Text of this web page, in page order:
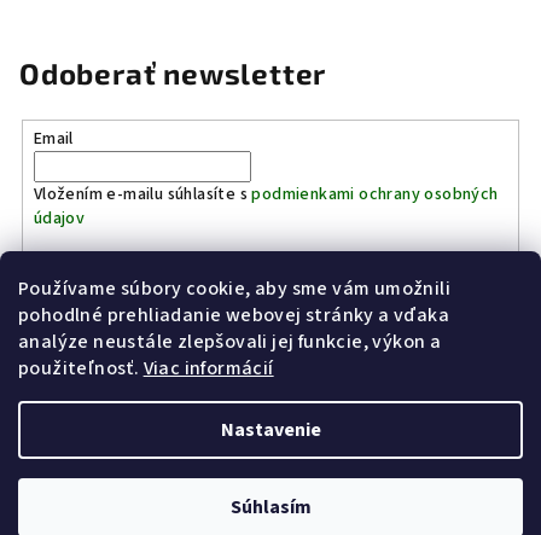
Používame súbory cookie, aby sme vám umožnili
pohodlné prehliadanie webovej stránky a vďaka
analýze neustále zlepšovali jej funkcie, výkon a
použiteľnosť. Viac informácií
Nastavenie
Súhlasím
Odoberať newsletter
Email
Vložením e-mailu súhlasíte spodmienkami ochrany osobných
údajov
Prihlásiť sa
Kinostrelnica Páleník